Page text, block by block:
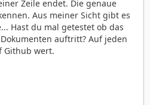
Zeile endet. Die genaue
Aus meiner Sicht gibt es
Hast du mal getestet ob das
auftritt? Auf jeden
Github wert.